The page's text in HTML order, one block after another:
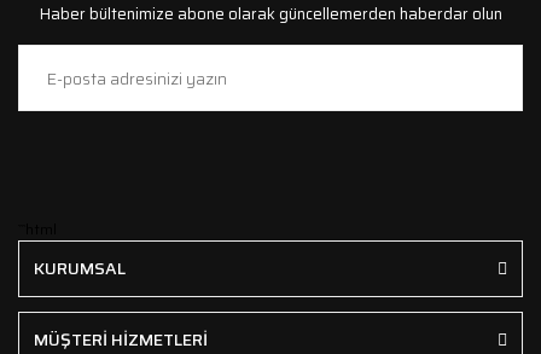
Haber bültenimize abone olarak güncellemerden haberdar olun
KURUMSAL
MÜŞTERİ HİZMETLERİ